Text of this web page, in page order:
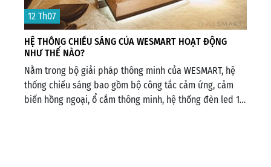
12 Th07
HỆ THỐNG CHIẾU SÁNG CỦA WESMART HOẠT ĐỘNG
NHƯ THẾ NÀO?
Nằm trong bộ giải pháp thông minh của WESMART, hệ
thống chiếu sáng bao gồm bộ công tắc cảm ứng, cảm
biến hồng ngoại, ổ cắm thông minh, hệ thống đèn led 16